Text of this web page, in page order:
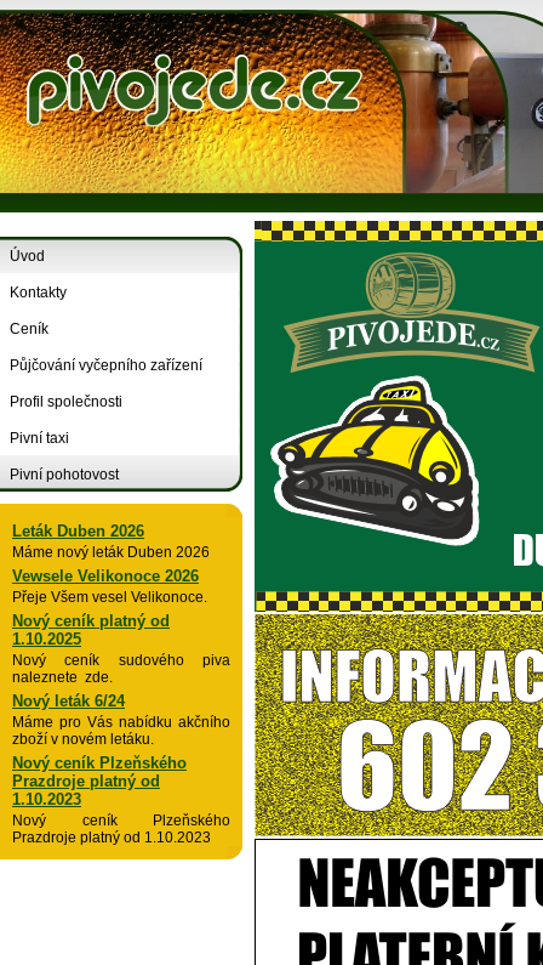
Úvod
Kontakty
Ceník
Půjčování vyčepního zařízení
Profil společnosti
Pivní taxi
Pivní pohotovost
Leták Duben 2026
Máme nový leták Duben 2026
Vewsele Velikonoce 2026
Přeje Všem vesel Velikonoce.
Nový ceník platný od
1.10.2025
Nový ceník sudového piva
naleznete zde.
Nový leták 6/24
Máme pro Vás nabídku akčního
zboží v novém letáku.
Nový ceník Plzeňského
Prazdroje platný od
1.10.2023
Nový ceník Plzeňského
Prazdroje platný od 1.10.2023